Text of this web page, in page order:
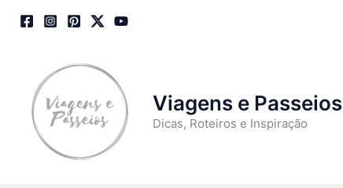
Viagens e Passeios
Dicas, Roteiros e Inspiração